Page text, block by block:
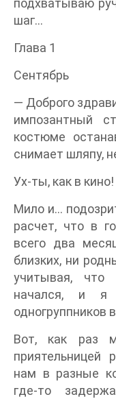
шаг…
Глава 1
Сентябрь
— Доброго
импозантный
костюме
снимает шляпу,
Ух-ты, как в кино!
Мило и…
расчет, что в
всего два
близких, ни
учитывая, что
начался, и
одногруппников
Вот, как раз
приятельницей
нам в разные
где-то